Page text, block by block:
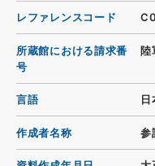
レファレンスコード
所蔵館における請求番
号
陸
言語 日
作成者名称 参